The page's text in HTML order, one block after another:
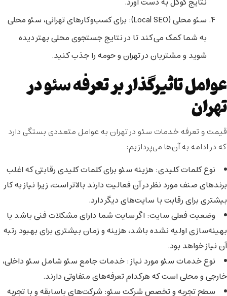
سئو محلی (Local SEO)
: برای کسب‌وکارهای تهرانی، سئو محلی
به شما کمک می‌کند تا در نتایج جستجوی محلی بهتر دیده
شوید و مشتریان در تهران و حومه را جذب کنید.
عوامل تاثیرگذار بر تعرفه سئو در
تهران
قیمت و تعرفه خدمات سئو در تهران به عوامل متعددی بستگی دارد
که در ادامه به آن‌ها می‌پردازیم:
نوع کلمات کلیدی: هزینه سئو برای کلمات کلیدی رقابتی که اغلب
برندهای صنف مورد نظر در آن فعالیت دارند بالاتر است، زیرا نیاز به کار
بیشتری برای رقابت با سایت‌های دیگر دارد.
وضعیت فعلی سایت: اگر سایت شما دارای مشکلات فنی باشد یا
بهینه‌سازی اولیه نشده باشد، هزینه و زمان بیشتری برای بهبود رتبه
آن نیاز خواهد بود.
نوع خدمات سئو مورد نیاز: خدمات جامع سئو شامل سئو داخلی،
خارجی و محلی است که هرکدام تعرفه‌های متفاوتی دارند.
سطح تجربه و تخصص شرکت سئو: شرکت‌های باسابقه و با تجربه